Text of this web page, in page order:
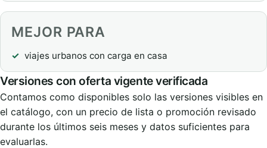
MEJOR PARA
viajes urbanos con carga en casa
Versiones con oferta vigente verificada
Contamos como disponibles solo las versiones visibles en
el catálogo, con un precio de lista o promoción revisado
durante los últimos seis meses y datos suficientes para
evaluarlas.